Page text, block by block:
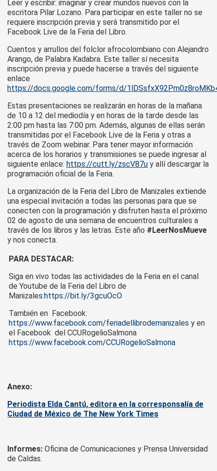
Leer y escribir: imaginar y crear mundos nuevos con la
escritora Pilar Lozano. Para participar en este taller no se
requiere inscripción previa y será transmitido por el
Facebook Live de la Feria del Libro.
Cuentos y arrullos del folclor afrocolombiano con Alejandro
Arango, de Palabra Kadabra. Este taller sí necesita
inscripción previa y puede hacerse a través del siguiente
enlace
https://docs.google.com/forms/d/
Estas presentaciones se realizarán en horas de la mañana
de 10 a 12 del mediodía y en horas de la tarde desde las
2:00 pm hasta las 7:00 pm. Además, algunas de ellas serán
transmitidas por el Facebook Live de la Feria y otras a
través de Zoom webinar. Para tener mayor información
acerca de los horarios y transmisiones se puede ingresar al
siguiente enlace: https://cutt.ly/zscV87u y allí descargar la
programación oficial de la Feria.
La organización de la Feria del Libro de Manizales extiende
una especial invitación a todas las personas para que se
conecten con la programación y disfruten hasta el próximo
02 de agosto de una semana de encuentros culturales a
través de los libros y las letras. Este año #LeerNosMueve
y nos conecta.
PARA DESTACAR:
Siga en vivo todas las actividades de la Feria en el canal
de Youtube de la Feria del Libro de
Manizales:https://bit.ly/3gcuOcO
También en Facebook:
https://www.facebook.com/feriadellibrodemanizales y en
el Facebook del CCURogelioSalmona
https://www.facebook.com/CCURogelioSalmona
Anexo:
Periodista Elda Cantú, editora en la corresponsalía de
Ciudad de México de The New York Times
Informes: Oficina de Comunicaciones y Prensa Universidad
de Caldas.